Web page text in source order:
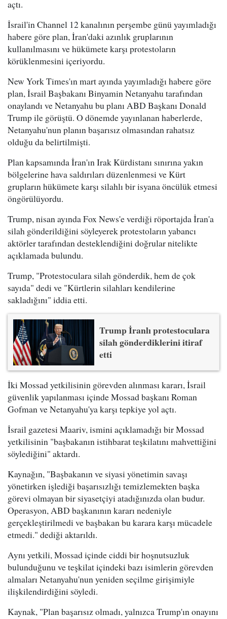
açtı.
İsrail'in Channel 12 kanalının perşembe günü yayımladığı
habere göre plan, İran'daki azınlık gruplarının
kullanılmasını ve hükümete karşı protestoların
körüklenmesini içeriyordu.
New York Times'ın mart ayında yayımladığı habere göre
plan, İsrail Başbakanı Binyamin Netanyahu tarafından
onaylandı ve Netanyahu bu planı ABD Başkanı Donald
Trump ile görüştü. O dönemde yayınlanan haberlerde,
Netanyahu'nun planın başarısız olmasından rahatsız
olduğu da belirtilmişti.
Plan kapsamında İran'ın Irak Kürdistanı sınırına yakın
bölgelerine hava saldırıları düzenlenmesi ve Kürt
grupların hükümete karşı silahlı bir isyana öncülük etmesi
öngörülüyordu.
Trump, nisan ayında Fox News'e verdiği röportajda İran'a
silah gönderildiğini söyleyerek protestoların yabancı
aktörler tarafından desteklendiğini doğrular nitelikte
açıklamada bulundu.
Trump, "Protestoculara silah gönderdik, hem de çok
sayıda" dedi ve "Kürtlerin silahları kendilerine
sakladığını" iddia etti.
Trump İranlı protestoculara
silah gönderdiklerini itiraf
etti
İki Mossad yetkilisinin görevden alınması kararı, İsrail
güvenlik yapılanması içinde Mossad başkanı Roman
Gofman ve Netanyahu'ya karşı tepkiye yol açtı.
İsrail gazetesi Maariv, ismini açıklamadığı bir Mossad
yetkilisinin "başbakanın istihbarat teşkilatını mahvettiğini
söylediğini" aktardı.
Kaynağın, "Başbakanın ve siyasi yönetimin savaşı
yönetirken işlediği başarısızlığı temizlemekten başka
görevi olmayan bir siyasetçiyi atadığınızda olan budur.
Operasyon, ABD başkanının kararı nedeniyle
gerçekleştirilmedi ve başbakan bu karara karşı mücadele
etmedi." dediği aktarıldı.
Aynı yetkili, Mossad içinde ciddi bir hoşnutsuzluk
bulunduğunu ve teşkilat içindeki bazı isimlerin görevden
almaları Netanyahu'nun yeniden seçilme girişimiyle
ilişkilendirdiğini söyledi.
Kaynak, "Plan başarısız olmadı, yalnızca Trump'ın onayını